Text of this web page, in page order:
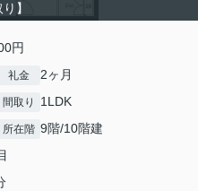
】
円
礼金 2ヶ月
間取り 1LDK
所在階 9階/10階建